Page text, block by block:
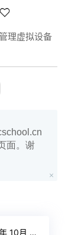
理虚拟设备
面。谢
TOP10